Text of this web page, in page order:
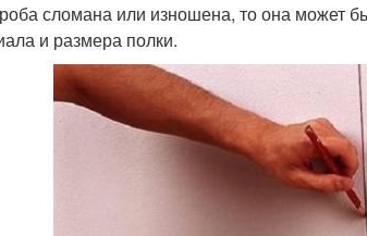
сломана или изношена, то она может
и размера полки.